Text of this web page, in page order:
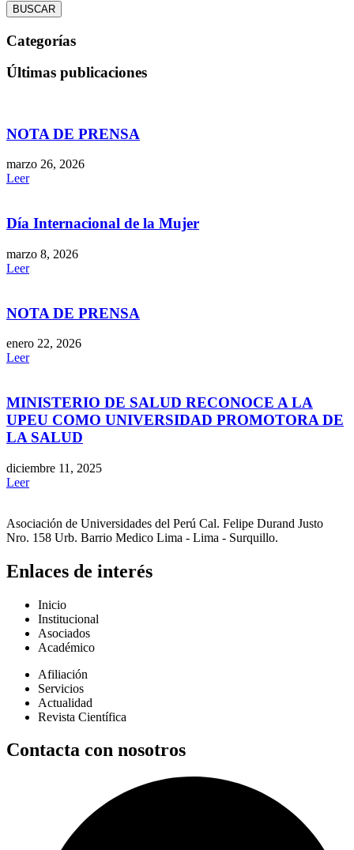
BUSCAR
Categorías
Últimas publicaciones
NOTA DE PRENSA
marzo 26, 2026
Leer
Día Internacional de la Mujer
marzo 8, 2026
Leer
NOTA DE PRENSA
enero 22, 2026
Leer
MINISTERIO DE SALUD RECONOCE A LA
UPEU COMO UNIVERSIDAD PROMOTORA DE
LA SALUD
diciembre 11, 2025
Leer
Asociación de Universidades del Perú Cal. Felipe Durand Justo
Nro. 158 Urb. Barrio Medico Lima - Lima - Surquillo.
Enlaces de interés
Inicio
Institucional
Asociados
Académico
Afiliación
Servicios
Actualidad
Revista Científica
Contacta con nosotros